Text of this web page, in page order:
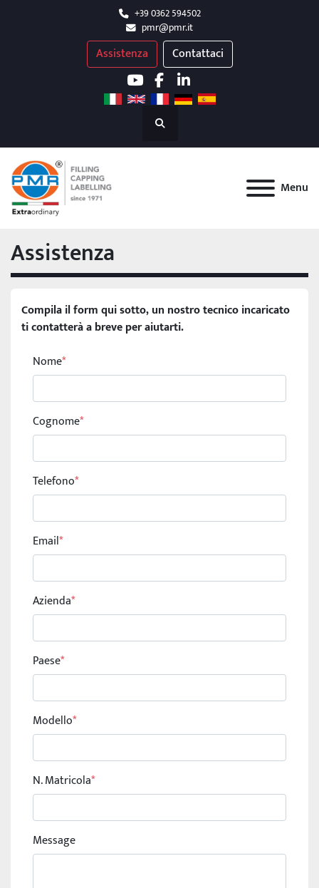
+39 0362 594502
pmr@pmr.it
Assistenza Contattaci
youtube
facebook
linkedin
Cerca
Menu
Assistenza
Compila il form qui sotto, un nostro tecnico incaricato
ti contatterà a breve per aiutarti.
Nome*
Cognome*
Telefono*
Email*
Azienda*
Paese*
Modello*
N. Matricola*
Message